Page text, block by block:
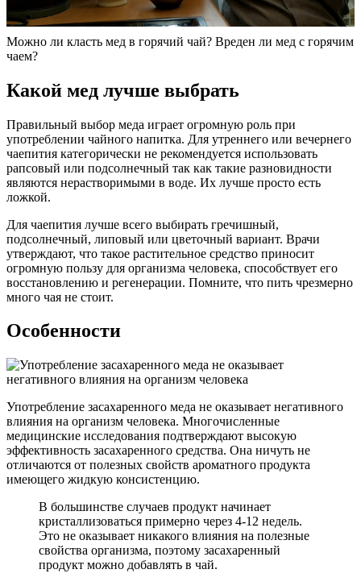
Можно ли класть мед в горячий чай? Вреден ли мед с горячим
чаем?
Какой мед лучше выбрать
Правильный выбор меда играет огромную роль при
употреблении чайного напитка. Для утреннего или вечернего
чаепития категорически не рекомендуется использовать
рапсовый или подсолнечный так как такие разновидности
являются нерастворимыми в воде. Их лучше просто есть
ложкой.
Для чаепития лучше всего выбирать гречишный,
подсолнечный, липовый или цветочный вариант. Врачи
утверждают, что такое растительное средство приносит
огромную пользу для организма человека, способствует его
восстановлению и регенерации. Помните, что пить чрезмерно
много чая не стоит.
Особенности
Употребление засахаренного меда не оказывает негативного
влияния на организм человека. Многочисленные
медицинские исследования подтверждают высокую
эффективность засахаренного средства. Она ничуть не
отличаются от полезных свойств ароматного продукта
имеющего жидкую консистенцию.
В большинстве случаев продукт начинает
кристаллизоваться примерно через 4-12 недель.
Это не оказывает никакого влияния на полезные
свойства организма, поэтому засахаренный
продукт можно добавлять в чай.